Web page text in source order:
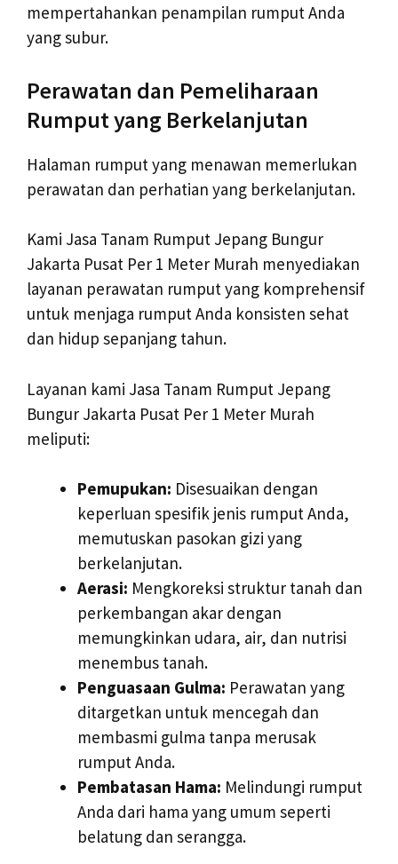
mempertahankan penampilan rumput Anda
yang subur.
Perawatan dan Pemeliharaan
Rumput yang Berkelanjutan
Halaman rumput yang menawan memerlukan
perawatan dan perhatian yang berkelanjutan.
Kami Jasa Tanam Rumput Jepang Bungur
Jakarta Pusat Per 1 Meter Murah menyediakan
layanan perawatan rumput yang komprehensif
untuk menjaga rumput Anda konsisten sehat
dan hidup sepanjang tahun.
Layanan kami Jasa Tanam Rumput Jepang
Bungur Jakarta Pusat Per 1 Meter Murah
meliputi:
Pemupukan: Disesuaikan dengan
keperluan spesifik jenis rumput Anda,
memutuskan pasokan gizi yang
berkelanjutan.
Aerasi: Mengkoreksi struktur tanah dan
perkembangan akar dengan
memungkinkan udara, air, dan nutrisi
menembus tanah.
Penguasaan Gulma: Perawatan yang
ditargetkan untuk mencegah dan
membasmi gulma tanpa merusak
rumput Anda.
Pembatasan Hama: Melindungi rumput
Anda dari hama yang umum seperti
belatung dan serangga.